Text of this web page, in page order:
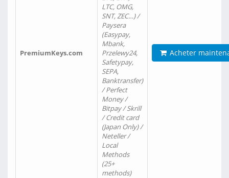
PremiumKeys.com
LTC, OMG,
SNT, ZEC…) /
Paysera
(Easypay,
Mbank,
Przelewy24,
Safetypay,
SEPA,
Banktransfer)
/ Perfect
Money /
Bitpay / Skrill
/ Credit card
(Japan Only) /
Neteller /
Local
Methods
(25+
methods)
Acheter